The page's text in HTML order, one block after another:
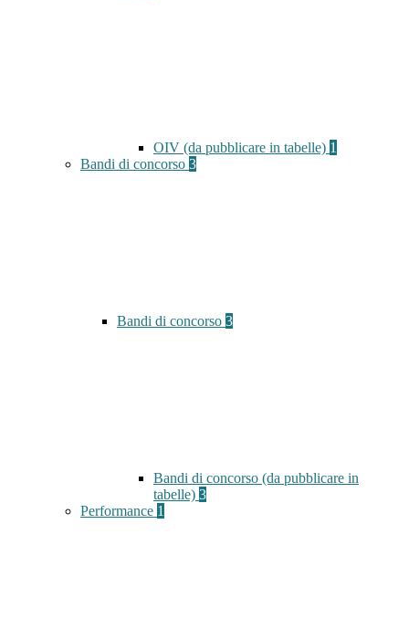
OIV (da pubblicare in tabelle) 1
Bandi di concorso 3
Bandi di concorso 3
Bandi di concorso (da pubblicare in
tabelle) 3
Performance 1